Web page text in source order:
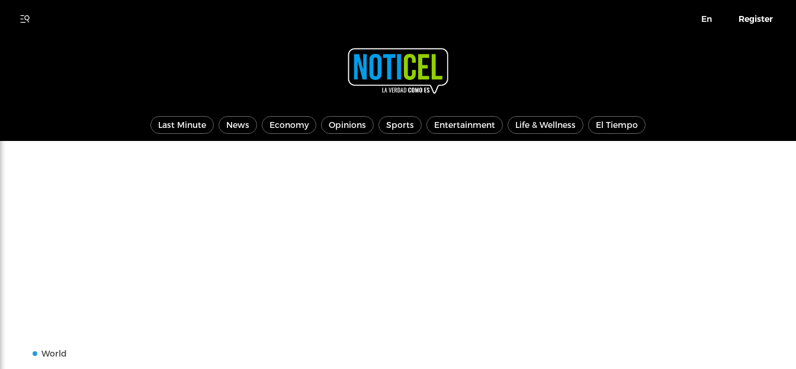
En Register
Last Minute News Economy Opinions Sports Entertainment Life & Wellness El Tiempo
World